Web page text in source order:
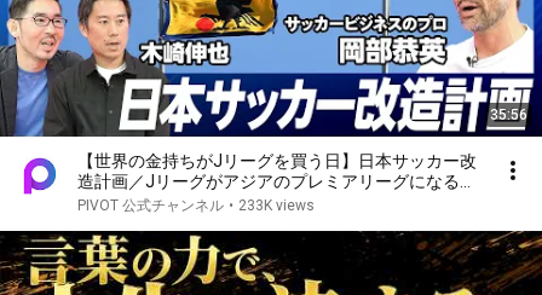
35:56
【世界の金持ちがJリーグを買う日】日本サッカー改
造計画／Jリーグがアジアのプレミアリーグになるに
は？／会長選挙の行方／サッカービジネスを志す君へ
恭英】
PIVOT 公式チャンネル • 233K views